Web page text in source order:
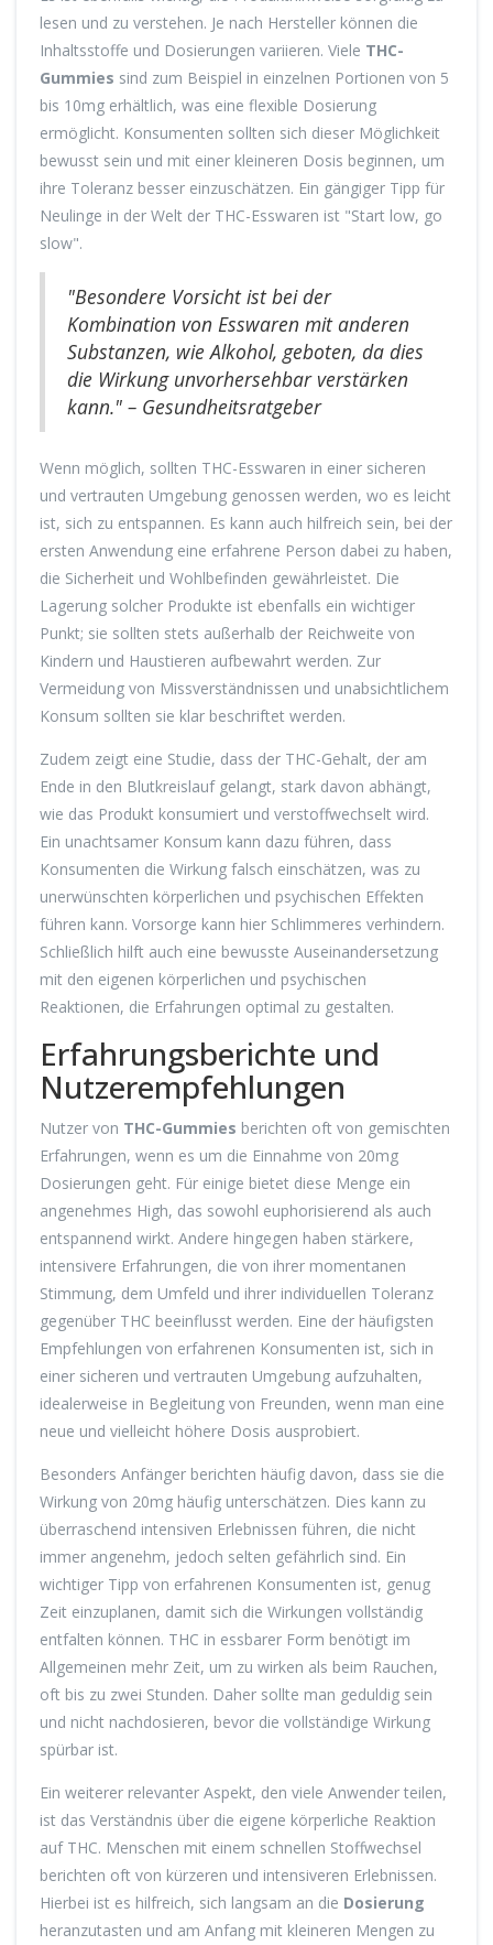
lesen und zu verstehen. Je nach Hersteller können die
Inhaltsstoffe und Dosierungen variieren. Viele THC-
Gummies sind zum Beispiel in einzelnen Portionen von 5
bis 10mg erhältlich, was eine flexible Dosierung
ermöglicht. Konsumenten sollten sich dieser Möglichkeit
bewusst sein und mit einer kleineren Dosis beginnen, um
ihre Toleranz besser einzuschätzen. Ein gängiger Tipp für
Neulinge in der Welt der THC-Esswaren ist "Start low, go
slow".
"Besondere Vorsicht ist bei der
Kombination von Esswaren mit anderen
Substanzen, wie Alkohol, geboten, da dies
die Wirkung unvorhersehbar verstärken
kann." – Gesundheitsratgeber
Wenn möglich, sollten THC-Esswaren in einer sicheren
und vertrauten Umgebung genossen werden, wo es leicht
ist, sich zu entspannen. Es kann auch hilfreich sein, bei der
ersten Anwendung eine erfahrene Person dabei zu haben,
die Sicherheit und Wohlbefinden gewährleistet. Die
Lagerung solcher Produkte ist ebenfalls ein wichtiger
Punkt; sie sollten stets außerhalb der Reichweite von
Kindern und Haustieren aufbewahrt werden. Zur
Vermeidung von Missverständnissen und unabsichtlichem
Konsum sollten sie klar beschriftet werden.
Zudem zeigt eine Studie, dass der THC-Gehalt, der am
Ende in den Blutkreislauf gelangt, stark davon abhängt,
wie das Produkt konsumiert und verstoffwechselt wird.
Ein unachtsamer Konsum kann dazu führen, dass
Konsumenten die Wirkung falsch einschätzen, was zu
unerwünschten körperlichen und psychischen Effekten
führen kann. Vorsorge kann hier Schlimmeres verhindern.
Schließlich hilft auch eine bewusste Auseinandersetzung
mit den eigenen körperlichen und psychischen
Reaktionen, die Erfahrungen optimal zu gestalten.
Erfahrungsberichte und
Nutzerempfehlungen
Nutzer von THC-Gummies berichten oft von gemischten
Erfahrungen, wenn es um die Einnahme von 20mg
Dosierungen geht. Für einige bietet diese Menge ein
angenehmes High, das sowohl euphorisierend als auch
entspannend wirkt. Andere hingegen haben stärkere,
intensivere Erfahrungen, die von ihrer momentanen
Stimmung, dem Umfeld und ihrer individuellen Toleranz
gegenüber THC beeinflusst werden. Eine der häufigsten
Empfehlungen von erfahrenen Konsumenten ist, sich in
einer sicheren und vertrauten Umgebung aufzuhalten,
idealerweise in Begleitung von Freunden, wenn man eine
neue und vielleicht höhere Dosis ausprobiert.
Besonders Anfänger berichten häufig davon, dass sie die
Wirkung von 20mg häufig unterschätzen. Dies kann zu
überraschend intensiven Erlebnissen führen, die nicht
immer angenehm, jedoch selten gefährlich sind. Ein
wichtiger Tipp von erfahrenen Konsumenten ist, genug
Zeit einzuplanen, damit sich die Wirkungen vollständig
entfalten können. THC in essbarer Form benötigt im
Allgemeinen mehr Zeit, um zu wirken als beim Rauchen,
oft bis zu zwei Stunden. Daher sollte man geduldig sein
und nicht nachdosieren, bevor die vollständige Wirkung
spürbar ist.
Ein weiterer relevanter Aspekt, den viele Anwender teilen,
ist das Verständnis über die eigene körperliche Reaktion
auf THC. Menschen mit einem schnellen Stoffwechsel
berichten oft von kürzeren und intensiveren Erlebnissen.
Hierbei ist es hilfreich, sich langsam an die Dosierung
heranzutasten und am Anfang mit kleineren Mengen zu